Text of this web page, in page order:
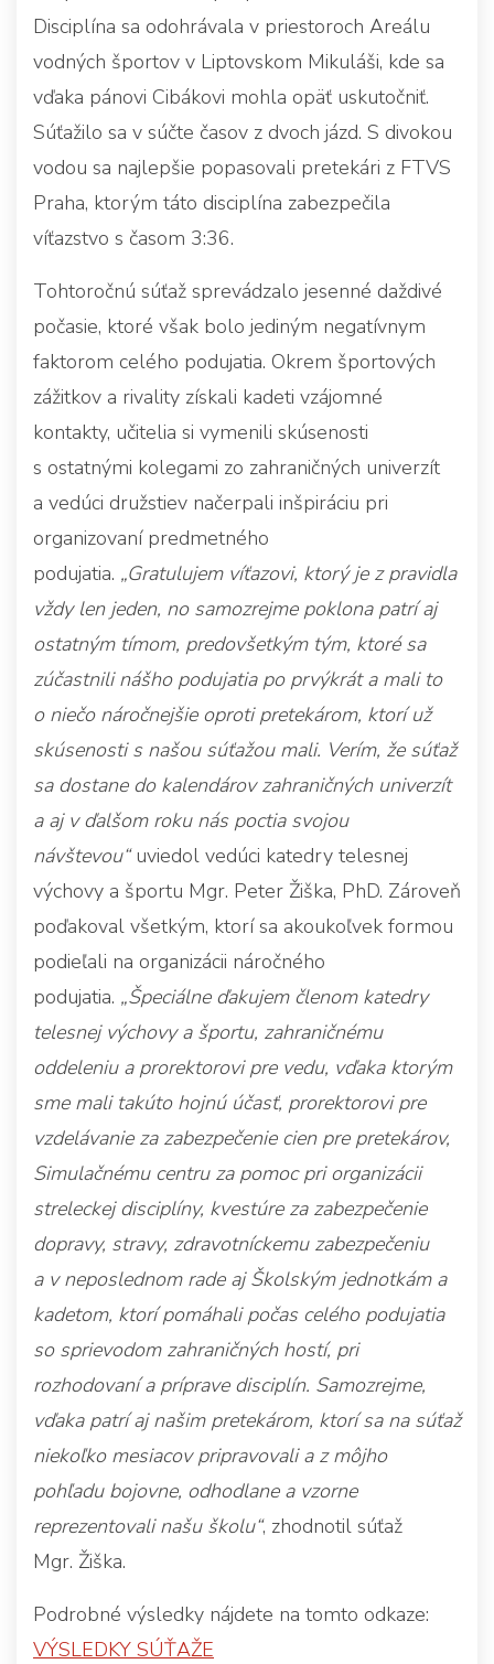
Disciplína sa odohrávala v priestoroch Areálu
vodných športov v Liptovskom Mikuláši, kde sa
vďaka pánovi Cibákovi mohla opäť uskutočniť.
Súťažilo sa v súčte časov z dvoch jázd. S divokou
vodou sa najlepšie popasovali pretekári z FTVS
Praha, ktorým táto disciplína zabezpečila
víťazstvo s časom 3:36.
Tohtoročnú súťaž sprevádzalo jesenné daždivé
počasie, ktoré však bolo jediným negatívnym
faktorom celého podujatia. Okrem športových
zážitkov a rivality získali kadeti vzájomné
kontakty, učitelia si vymenili skúsenosti
s ostatnými kolegami zo zahraničných univerzít
a vedúci družstiev načerpali inšpiráciu pri
organizovaní predmetného
podujatia. „Gratulujem víťazovi, ktorý je z pravidla
vždy len jeden, no samozrejme poklona patrí aj
ostatným tímom, predovšetkým tým, ktoré sa
zúčastnili nášho podujatia po prvýkrát a mali to
o niečo náročnejšie oproti pretekárom, ktorí už
skúsenosti s našou súťažou mali. Verím, že súťaž
sa dostane do kalendárov zahraničných univerzít
a aj v ďalšom roku nás poctia svojou
návštevou“uviedol vedúci katedry telesnej
výchovy a športu Mgr. Peter Žiška, PhD. Zároveň
poďakoval všetkým, ktorí sa akoukoľvek formou
podieľali na organizácii náročného
podujatia. „Špeciálne ďakujem členom katedry
telesnej výchovy a športu, zahraničnému
oddeleniu a prorektorovi pre vedu, vďaka ktorým
sme mali takúto hojnú účasť, prorektorovi pre
vzdelávanie za zabezpečenie cien pre pretekárov,
Simulačnému centru za pomoc pri organizácii
streleckej disciplíny, kvestúre za zabezpečenie
dopravy, stravy, zdravotníckemu zabezpečeniu
a v neposlednom rade aj Školským jednotkám a
kadetom, ktorí pomáhali počas celého podujatia
so sprievodom zahraničných hostí, pri
rozhodovaní a príprave disciplín. Samozrejme,
vďaka patrí aj našim pretekárom, ktorí sa na súťaž
niekoľko mesiacov pripravovali a z môjho
pohľadu bojovne, odhodlane a vzorne
reprezentovali našu školu“, zhodnotil súťaž
Mgr. Žiška.
Podrobné výsledky nájdete na tomto odkaze:
VÝSLEDKY SÚŤAŽE